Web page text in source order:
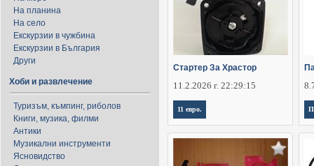
На планина
На село
Екскурзии в чужбина
Екскурзии в България
Други
Хоби и развлечение
Туризъм, къмпинг, риболов
Книги, музика, филми
Антики
Музикални инструменти
Ясновидство
Стартер За Храстор
11.2.2026 г. 22:29:15
11 евро.